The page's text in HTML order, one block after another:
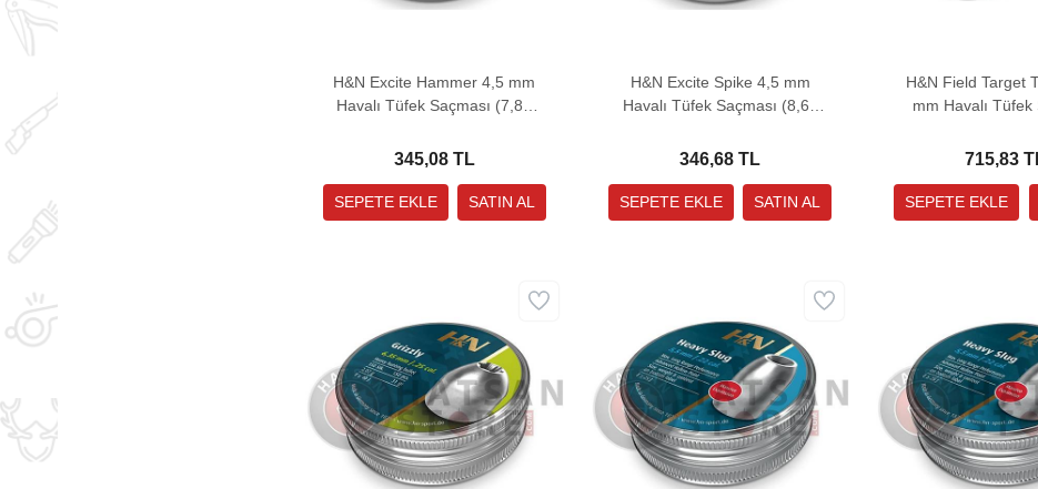
H&N Excite Hammer 4,5 mm
Havalı Tüfek Saçması (7,87
345,08 TL
H&N Excite Spike 4,5 mm
Havalı Tüfek Saçması (8,64
346,68 TL
H&N Field Target
mm Havalı Tüfek
715,83